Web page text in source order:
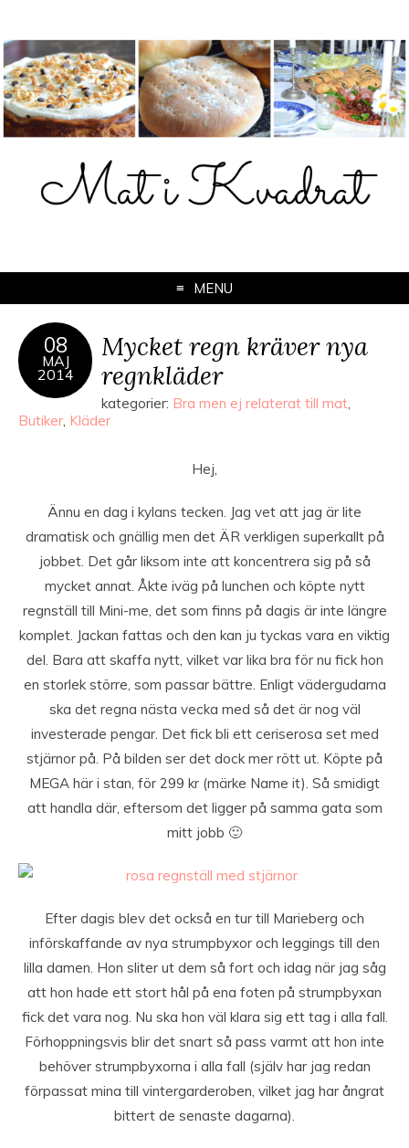
MENU
08
MAJ
2014
Mycket regn kräver nya
regnkläder
kategorier: Bra men ej relaterat till mat,
Butiker, Kläder
Hej,
Ännu en dag i kylans tecken. Jag vet att jag är lite
dramatisk och gnällig men det ÄR verkligen superkallt på
jobbet. Det går liksom inte att koncentrera sig på så
mycket annat. Åkte iväg på lunchen och köpte nytt
regnställ till Mini-me, det som finns på dagis är inte längre
komplet. Jackan fattas och den kan ju tyckas vara en viktig
del. Bara att skaffa nytt, vilket var lika bra för nu fick hon
en storlek större, som passar bättre. Enligt vädergudarna
ska det regna nästa vecka med så det är nog väl
investerade pengar. Det fick bli ett ceriserosa set med
stjärnor på. På bilden ser det dock mer rött ut. Köpte på
MEGA här i stan, för 299 kr (märke Name it). Så smidigt
att handla där, eftersom det ligger på samma gata som
mitt jobb 🙂
Efter dagis blev det också en tur till Marieberg och
införskaffande av nya strumpbyxor och leggings till den
lilla damen. Hon sliter ut dem så fort och idag när jag såg
att hon hade ett stort hål på ena foten på strumpbyxan
fick det vara nog. Nu ska hon väl klara sig ett tag i alla fall.
Förhoppningsvis blir det snart så pass varmt att hon inte
behöver strumpbyxorna i alla fall (själv har jag redan
förpassat mina till vintergarderoben, vilket jag har ångrat
bittert de senaste dagarna).